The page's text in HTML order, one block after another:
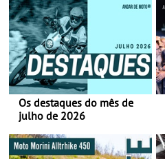
Os destaques do mês de
julho de 2026